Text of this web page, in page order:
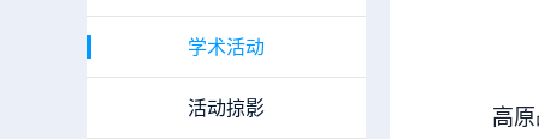
学术活动
活动掠影
高原